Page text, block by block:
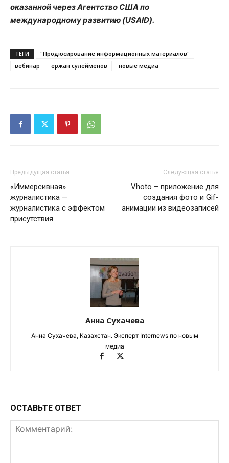
оказанной через Агентство США по
международному развитию (USAID).
ТЕГИ
"Продюсирование информационных материалов"
вебинар
ержан сулейменов новые медиа
Предыдущая статья
«Иммерсивная»
журналистика —
журналистика с эффектом
присутствия
Следующая статья
Vhoto – приложение для
создания фото и Gif-
анимации из видеозаписей
Анна Сухачева
Анна Сухачева, Казахстан. Эксперт Internews по новым
медиа
ОСТАВЬТЕ ОТВЕТ